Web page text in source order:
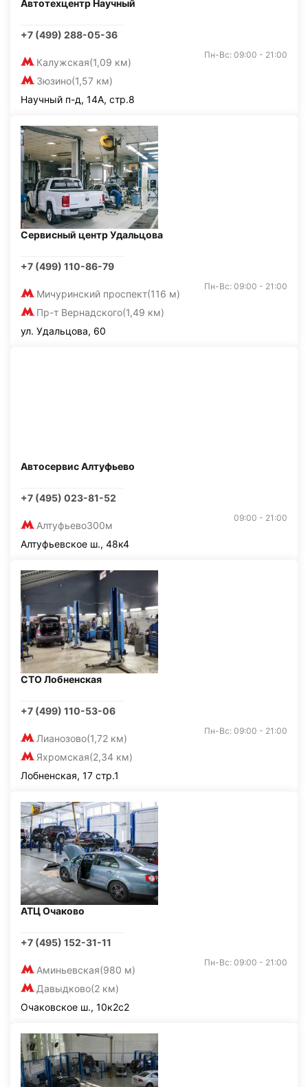
Автотехцентр Научный
+7 (499) 288-05-36
Калужская(1,09 км)
Зюзино(1,57 км)
Пн-Вс: 09:00 - 21:00
Научный п-д, 14А, стр.8
Сервисный центр Удальцова
+7 (499) 110-86-79
Мичуринский проспект(116 м)
Пр-т Вернадского(1,49 км)
Пн-Вс: 09:00 - 21:00
ул. Удальцова, 60
Автосервис Алтуфьево
+7 (495) 023-81-52
Алтуфьево300м
09:00 - 21:00
Алтуфьевское ш., 48к4
СТО Лобненская
+7 (499) 110-53-06
Лианозово(1,72 км)
Яхромская(2,34 км)
Пн-Вс: 09:00 - 21:00
Лобненская, 17 стр.1
АТЦ Очаково
+7 (495) 152-31-11
Аминьевская(980 м)
Давыдково(2 км)
Пн-Вс: 09:00 - 21:00
Очаковское ш., 10к2с2